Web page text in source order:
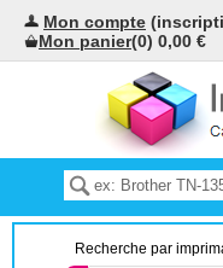
Mon compte
Mon panier(0) 0,00 €
Recherche par